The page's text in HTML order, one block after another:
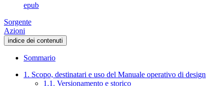
epub
Sorgente
Azioni
indice dei contenuti
Sommario
1. Scopo, destinatari e uso del Manuale operativo di design
1.1. Versionamento e storico